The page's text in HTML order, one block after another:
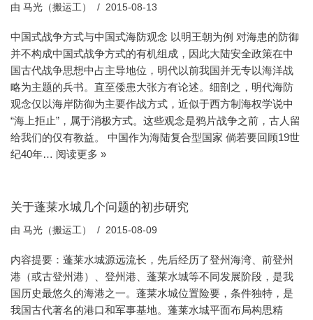
由 马光（搬运工） 2015-08-13
中国式战争方式与中国式海防观念 以明王朝为例 对海患的防御
并不构成中国式战争方式的有机组成，因此大陆安全政策在中
国古代战争思想中占主导地位，明代以前我国并无专以海洋战
略为主题的兵书。直至倭患大张方有论述。细剖之，明代海防
观念仅以海岸防御为主要作战方式，近似于西方制海权学说中
“海上拒止”，属于消极方式。这些观念是鸦片战争之前，古人留
给我们的仅有教益。 中国作为海陆复合型国家 倘若要回顾19世
纪40年… 阅读更多 »
关于蓬莱水城几个问题的初步研究
由 马光（搬运工） 2015-08-09
内容提要：蓬莱水城源远流长，先后经历了登州海湾、前登州
港（或古登州港）、登州港、蓬莱水城等不同发展阶段，是我
国历史最悠久的海港之一。蓬莱水城位置险要，条件独特，是
我国古代著名的港口和军事基地。蓬莱水城平面布局构思精